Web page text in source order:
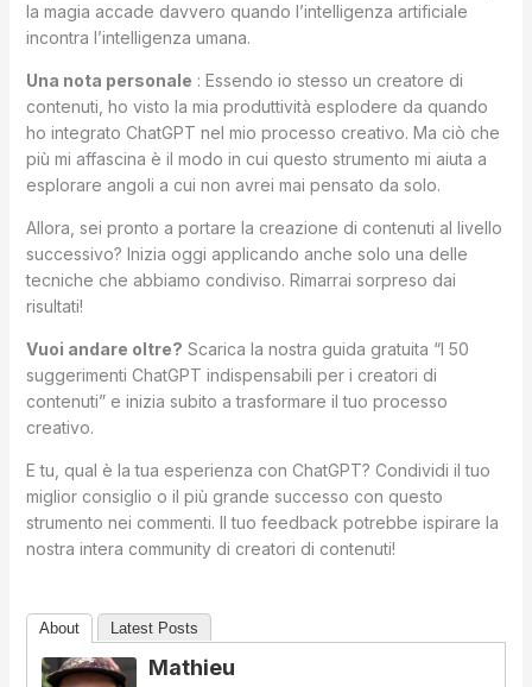
la magia accade davvero quando l’intelligenza artificiale
incontra l’intelligenza umana.
Una nota personale : Essendo io stesso un creatore di
contenuti, ho visto la mia produttività esplodere da quando
ho integrato ChatGPT nel mio processo creativo. Ma ciò che
più mi affascina è il modo in cui questo strumento mi aiuta a
esplorare angoli a cui non avrei mai pensato da solo.
Allora, sei pronto a portare la creazione di contenuti al livello
successivo? Inizia oggi applicando anche solo una delle
tecniche che abbiamo condiviso. Rimarrai sorpreso dai
risultati!
Vuoi andare oltre? Scarica la nostra guida gratuita “I 50
suggerimenti ChatGPT indispensabili per i creatori di
contenuti” e inizia subito a trasformare il tuo processo
creativo.
E tu, qual è la tua esperienza con ChatGPT? Condividi il tuo
miglior consiglio o il più grande successo con questo
strumento nei commenti. Il tuo feedback potrebbe ispirare la
nostra intera community di creatori di contenuti!
About Latest Posts
Mathieu